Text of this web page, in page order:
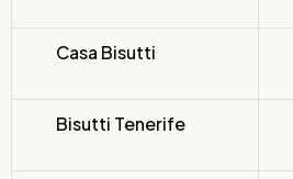
Casa Bisutti
Bisutti Tenerife